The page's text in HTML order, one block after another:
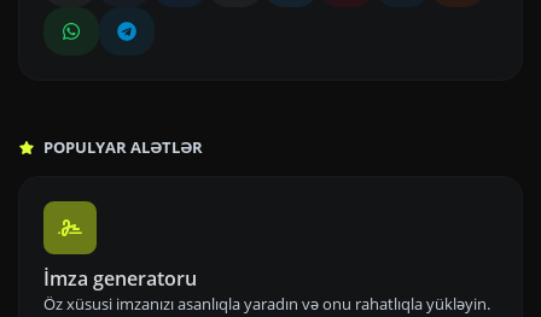
POPULYAR ALƏTLƏR
İmza generatoru
Öz xüsusi imzanızı asanlıqla yaradın və onu rahatlıqla yükləyin.